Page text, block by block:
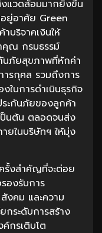
งแวดล้อมมากยิ่งขึ้น
ยู่อาศัย Green
บริจาคเงินให้
คุณ กรมธรรม์
นภัยสุขภาพที่หักค่า
ารกุศล รวมถึงการ
ในการดำเนินธุรกิจ
ระกันภัยของลูกค้า
ป็นต้น ตลอดจนส่ง
ยในบริษัทฯ ให้มุ่ง
รั้งสำคัญที่จะต่อย
องรับการ
งคม และความ
ระดับการสร้าง
กรเติบโต